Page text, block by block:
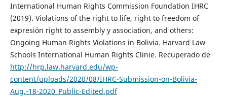
International Human Rights Commission Foundation IHRC
(2019). Violations of the right to life, right to freedom of
expresión right to assembly y association, and others:
Ongoing Human Rights Violations in Bolivia. Harvard Law
Schools International Human Rights Clinie. Recuperado de
http://hrp.law.harvard.edu/wp-
content/uploads/2020/08/IHRC-Submission-on-Bolivia-
Aug.-18-2020_Public-Edited.pdf